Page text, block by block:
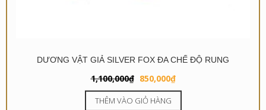
DƯƠNG VẬT GIẢ SILVER FOX ĐA CHẾ ĐỘ RUNG
1,100,000₫ Giá
gốc
là:
850,000₫Giá
hiện
THÊM VÀO GIỎ HÀNG